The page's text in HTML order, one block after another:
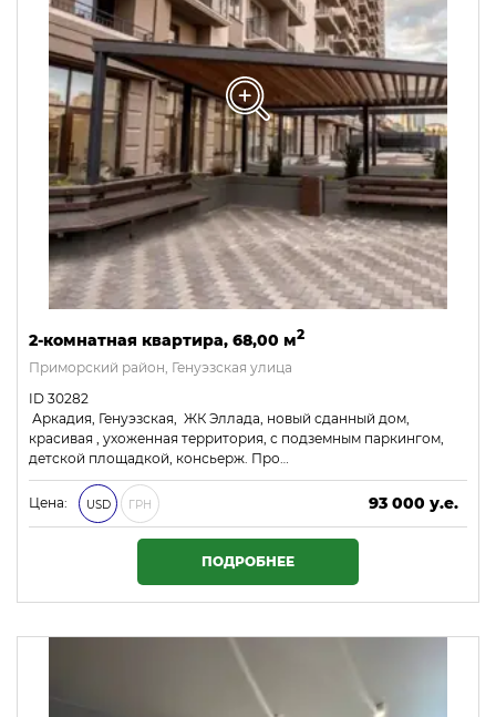
2-комнатная квартира, 68,00 м2
Приморский район, Генуэзская улица
ID 30282
Аркадия, Генуэзская, ЖК Эллада, новый сданный дом,
красивая , ухоженная территория, с подземным паркингом,
детской площадкой, консьерж. Про…
Цена: USD ГРН
93 000 у.е.
3 999 000 ₴
ПОДРОБНЕЕ